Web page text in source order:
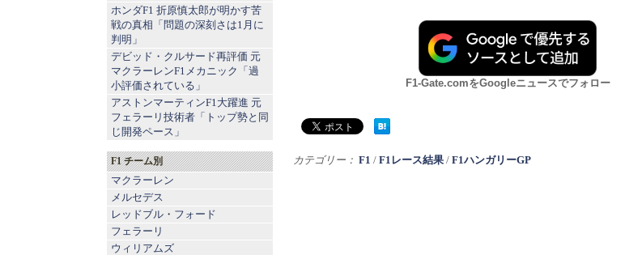
F1-Gate.comをGoogleニュースでフォロー
カテゴリー： F1 / F1レース結果 / F1ハンガリーGP
ホンダF1 折原慎太郎が明かす苦
戦の真相「問題の深刻さは1月に
判明」
デビッド・クルサード再評価 元
マクラーレンF1メカニック「過
小評価されている」
アストンマーティンF1大躍進 元
フェラーリ技術者「トップ勢と同
じ開発ペース」
F1 チーム別
マクラーレン
メルセデス
レッドブル ・ フォード
フェラーリ
ウィリアムズ